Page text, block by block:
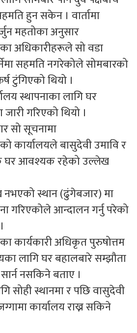
हुन सकेन । वार्तामा
महतोका अनुसार
अधिकारीहरूले सो वडा
सहमति नगरेकोले सोमबारको
टुंगिएको थियो ।
स्थापनाका लागि घर
गरिएको थियो ।
सो सूचनामा
कार्यालयले बासुदेवी उमावि र
घर आवश्यक रहेको उल्लेख
स्थान (ढुंगेबजार) मा
गरिएकोले आन्दालन गर्नु परेको
कार्यकारी अधिकृत पुरुषोत्तम
लागि घर बहालबारे सम्झौता
नसकिने बताए ।
सोही स्थानमा र पछि वासुदेवी
कार्यालय राख्न सकिने